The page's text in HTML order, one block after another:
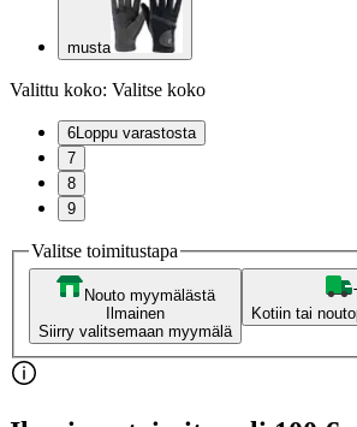
musta
Valittu koko: Valitse koko
6Loppu varastosta
7
8
9
Valitse toimitustapa
Nouto myymälästä
Ilmainen
Siirry valitsemaan myymälä
Kotiin tai